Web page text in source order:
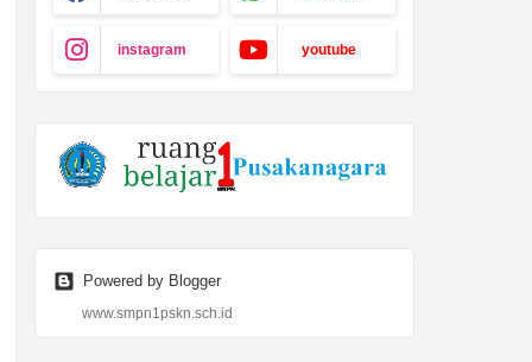
instagram youtube
Powered by Blogger
www.smpn1pskn.sch.id